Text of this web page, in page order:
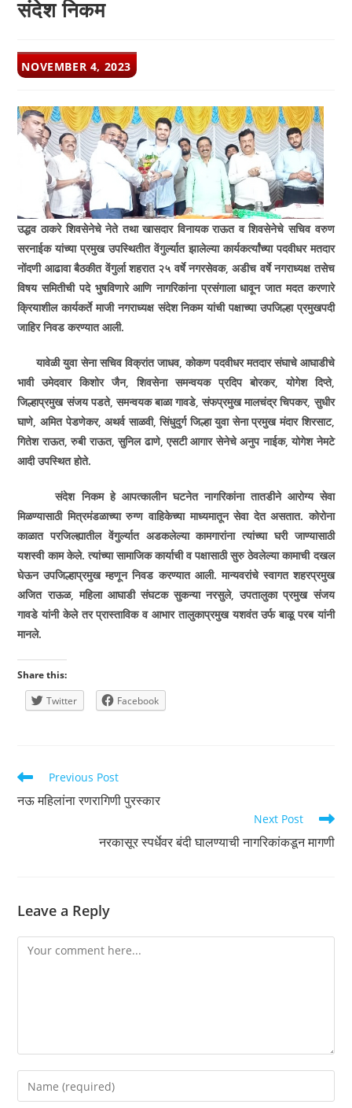
संदेश निकम
POST
PUBLISHED:
NOVEMBER 4, 2023
उद्धव ठाकरे शिवसेनेचे नेते तथा खासदार विनायक राऊत व शिवसेनेचे सचिव वरुण
सरनाईक यांच्या प्रमुख उपस्थितीत वेंगुर्ल्यात झालेल्या कार्यकर्त्यांच्या पदवीधर मतदार
नोंदणी आढावा बैठकीत वेंगुर्ला शहरात २५ वर्षे नगरसेवक, अडीच वर्षे नगराध्यक्ष तसेच
विषय समितीची पदे भुषविणारे आणि नागरिकांना प्रसंगाला धावून जात मदत करणारे
क्रियाशील कार्यकर्ते माजी नगराध्यक्ष संदेश निकम यांची पक्षाच्या उपजिल्हा प्रमुखपदी
जाहिर निवड करण्यात आली.
यावेळी युवा सेना सचिव विक्रांत जाधव, कोकण पदवीधर मतदार संघाचे आघाडीचे
भावी उमेदवार किशोर जैन, शिवसेना समन्वयक प्रदिप बोरकर, योगेश दिप्ते,
जिल्हाप्रमुख संजय पडते, समन्वयक बाळा गावडे, संफप्रमुख मालचंद्र चिपकर, सुधीर
घाणे, अमित पेडणेकर, अथर्व साळवी, सिंधुदुर्ग जिल्हा युवा सेना प्रमुख मंदार शिरसाट,
गितेश राऊत, रुबी राऊत, सुनिल ढाणे, एसटी आगार सेनेचे अनुप नाईक, योगेश नेमटे
आदी उपस्थित होते.
संदेश निकम हे आपत्कालीन घटनेत नागरिकांना तातडीने आरोग्य सेवा
मिळण्यासाठी मित्रमंडळाच्या रुग्ण वाहिकेच्या माध्यमातून सेवा देत असतात. कोरोना
काळात परजिल्ह्यातील वेंगुर्ल्यात अडकलेल्या कामगारांना त्यांच्या घरी जाण्यासाठी
यशस्वी काम केले. त्यांच्या सामाजिक कार्याची व पक्षासाठी सुरु ठेवलेल्या कामाची दखल
घेऊन उपजिल्हाप्रमुख म्हणून निवड करण्यात आली. मान्यवरांचे स्वागत शहरप्रमुख
अजित राऊळ, महिला आघाडी संघटक सुकन्या नरसुले, उपतालुका प्रमुख संजय
गावडे यांनी केले तर प्रास्ताविक व आभार तालुकाप्रमुख यशवंत उर्फ बाळू परब यांनी
मानले.
Share this:
Twitter
Facebook
Read
articles
Previous Post
नऊ महिलांना रणरागिणी पुरस्कार
Next Post
नरकासूर स्पर्धेवर बंदी घालण्याची नागरिकांकडून मागणी
Leave a Reply
Comment
Enter
your